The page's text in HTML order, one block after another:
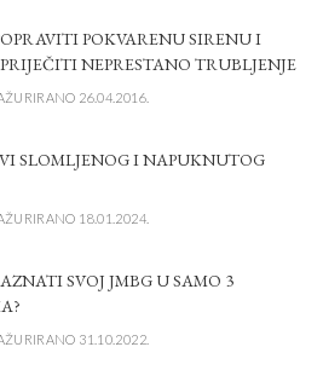
POKVARENU SIRENU I
NEPRESTANO TRUBLJENJE
26.04.2016.
SLOMLJENOG I NAPUKNUTOG
18.01.2024.
SVOJ JMBG U SAMO 3
31.10.2022.